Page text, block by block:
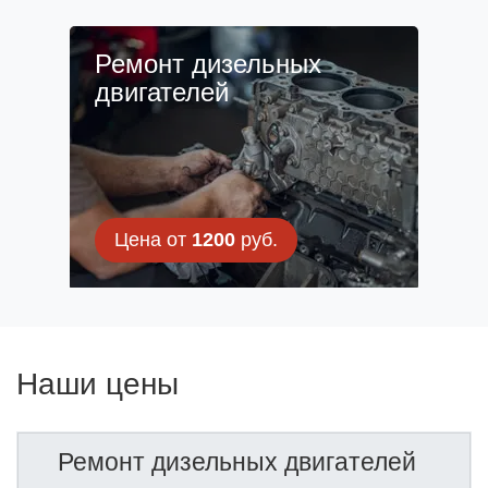
Ремонт дизельных
двигателей
Цена от 1200руб.
Наши цены
Ремонт дизельных двигателей